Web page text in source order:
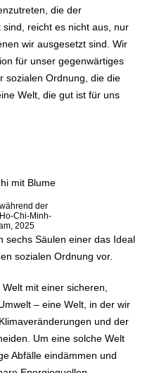
die der
reicht es nicht aus, nur
wir ausgesetzt sind. Wir
für unser gegenwärtiges
sozialen Ordnung, die die
Welt, die gut ist für uns
der
Chi-Minh-
2025
sechs Säulen einer das Ideal
sozialen Ordnung vor.
mit einer sicheren,
– eine Welt, in der wir
und der
Um eine solche Welt
Abfälle eindämmen und